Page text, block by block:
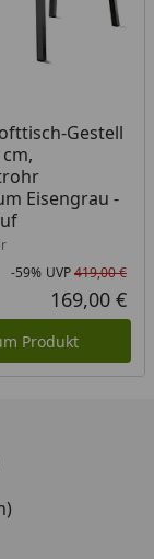
Gestell
Eisengrau -
Lager
-59% UVP419,00 €
169,00 €
Produkt